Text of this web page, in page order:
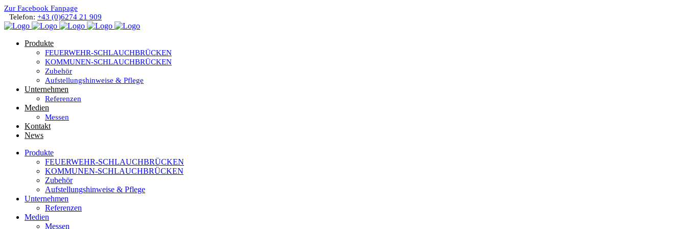
Zur Facebook Fanpage
Telefon: +43 (0)6274 21 909
Produkte
FEUERWEHR-SCHLAUCHBRÜCKEN
KOMMUNEN-SCHLAUCHBRÜCKEN
Zubehör
Aufstellungshinweise & Pflege
Unternehmen
Referenzen
Medien
Messen
Kontakt
News
Produkte
FEUERWEHR-SCHLAUCHBRÜCKEN
KOMMUNEN-SCHLAUCHBRÜCKEN
Zubehör
Aufstellungshinweise & Pflege
Unternehmen
Referenzen
Medien
Messen